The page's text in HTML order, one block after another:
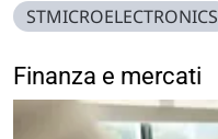
STMICROELECTRONICS
Finanza e mercati